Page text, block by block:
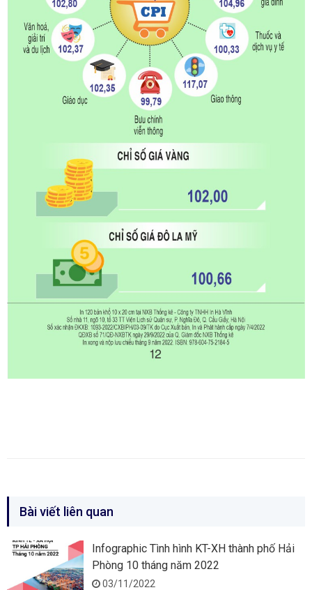
Bài viết liên quan
Infographic Tình hình KT-XH thành phố Hải
Phòng 10 tháng năm 2022
03/11/2022